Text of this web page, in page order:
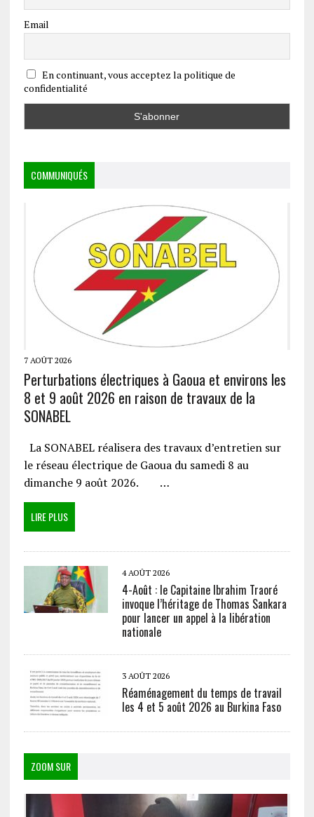
Email
En continuant, vous acceptez la politique de
confidentialité
COMMUNIQUÉS
7 AOÛT 2026
Perturbations électriques à Gaoua et environs les
8 et 9 août 2026 en raison de travaux de la
SONABEL
La SONABEL réalisera des travaux d’entretien sur
le réseau électrique de Gaoua du samedi 8 au
dimanche 9 août 2026. …
LIRE PLUS
4 AOÛT 2026
4-Août : le Capitaine Ibrahim Traoré
invoque l’héritage de Thomas Sankara
pour lancer un appel à la libération
nationale
3 AOÛT 2026
Réaménagement du temps de travail
les 4 et 5 août 2026 au Burkina Faso
ZOOM SUR